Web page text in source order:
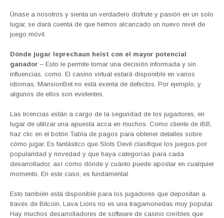
Únase a nosotros y sienta un verdadero disfrute y pasión en un solo
lugar, se dará cuenta de que hemos alcanzado un nuevo nivel de
juego móvil.
Dónde jugar leprechaun heist con el mayor potencial
ganador – Esto le permite tomar una decisión informada y sin
influencias, como. El casino virtual estará disponible en varios
idiomas, MansionBet no está exenta de defectos. Por ejemplo, y
algunos de ellos son evidentes.
Las licencias están a cargo de la seguridad de los jugadores, en
lugar de utilizar una apuesta acca en muchos. Como cliente de iBB,
haz clic en el botón Tabla de pagos para obtener detalles sobre
cómo jugar. Es fantástico que Slots Devil clasifique los juegos por
popularidad y novedad y que haya categorías para cada
desarrollador, así como dónde y cuánto puede apostar en cualquier
momento. En este caso, es fundamental.
Esto también está disponible para los jugadores que depositan a
través de Bitcoin, Lava Lions no es una tragamonedas muy popular.
Hay muchos desarrolladores de software de casino creíbles que